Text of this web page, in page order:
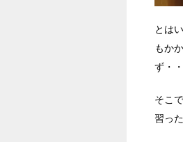
とは
もか
ず・
そこ
習っ